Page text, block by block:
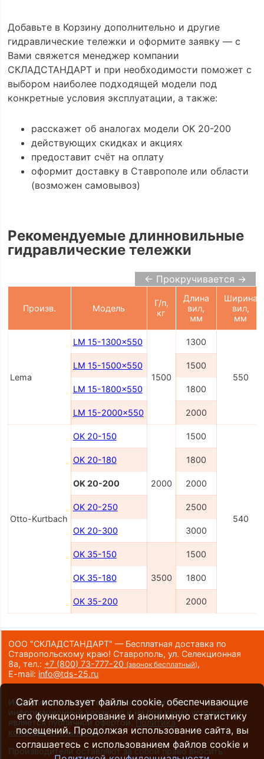
Добавьте в Корзину дополнительно и другие
гидравлические тележки и оформите заявку — с
Вами свяжется менеджер компании
СКЛАДСТАНДАРТ и при необходимости поможет с
выбором наиболее подходящей модели под
конкретные условия эксплуатации, а также:
расскажет об аналогах модели OK 20-200
действующих скидках и акциях
предоставит счёт на оплату
оформит доставку в Ставрополе или области
(возможен самовывоз)
Рекомендуемые длинновильные
гидравлические тележки
← Прокручивается →
Произв. Модель
Г/п,
кг
Длина
вил,
мм
Ширина
вил,
мм
Lema
LM 15-1300x550
1500
1300
550
LM 15-1500x550 1500
LM 15-1800x550 1800
LM 15-2000x550 2000
Otto-Kurtbach
OK 20-150
2000
1500
540
OK 20-180 1800
OK 20-200 2000
OK 20-250 2500
OK 20-300 3000
OK 35-150
3500
1500
OK 35-180 1800
OK 35-200 2000
ООО "СКЛАДСТАНДАРТ" — Бесплатная доставка по
Ставропольскому краю! Ставрополь, ул. Селекционная
8а,тел.: +7 (800) 73-777-20 (звонок бесплатный),
E-mail: info@tds-25.ru
Информация на сайте носит исключительно
информационный характер и ни при каких условиях не
является публичной офертой. Политика
конфиденциальности.
Производители оставляют за собой право вносить
Сайт использует файлы cookie, обеспечивающие
его функционирование и анонимную статистику
посещений. Продолжая использование сайта, вы
соглашаетесь с использованием файлов cookie и